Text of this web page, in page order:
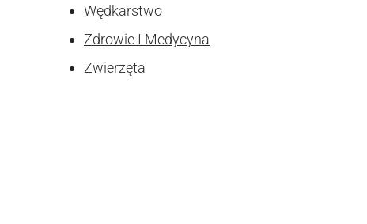
Wędkarstwo
Zdrowie I Medycyna
Zwierzęta